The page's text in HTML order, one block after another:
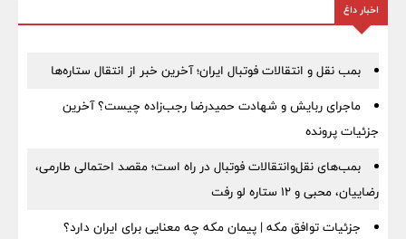
اخبار داغ
بمب نقل‌ و انتقالات فوتبال ایران؛ آخرین خبر از انتقال ستاره‌ها
ماجرای ربایش و شهادت حمیدرضا رجب‌زاده چیست؟ آخرین
جزئیات پرونده
بمب‌های نقل‌وانتقالات فوتبال در راه است؛ مقصد احتمالی طارمی،
رضاییان، محبی و ۱۲ ستاره لو رفت
جزئیات توافق مکه | پیمان مکه چه معنایی برای ایران دارد؟